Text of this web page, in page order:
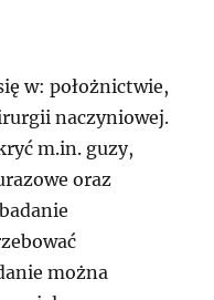
w: położnictwie,
naczyniowej.
m.in. guzy,
oraz
można